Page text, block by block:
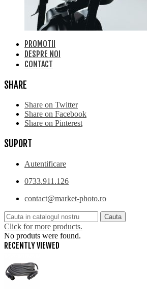
PROMOTII
DESPRE NOI
CONTACT
SHARE
Share on Twitter
Share on Facebook
Share on Pinterest
SUPORT
Autentificare
0733.911.126
contact@market-photo.ro
Cauta
Click for more products.
No produts were found.
RECENTLY VIEWED